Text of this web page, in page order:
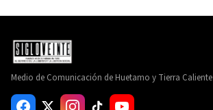
Medio de Comunicación de Huetamo y Tierra Caliente